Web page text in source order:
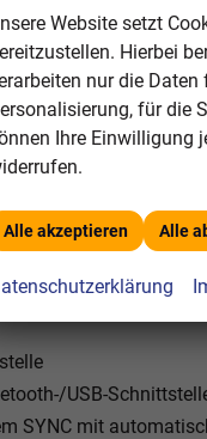
Komfortschließung
USB-
SYNC mit
Website setzt
Hierbei
nur die
für die
Ihre Einwilligung
Alle akzeptieren Alle